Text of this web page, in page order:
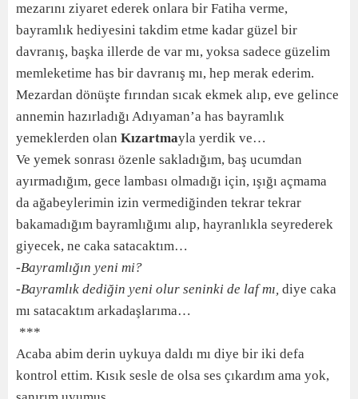
mezarını ziyaret ederek onlara bir Fatiha verme,
bayramlık hediyesini takdim etme kadar güzel bir
davranış, başka illerde de var mı, yoksa sadece güzelim
memleketime has bir davranış mı, hep merak ederim.
Mezardan dönüşte fırından sıcak ekmek alıp, eve gelince
annemin hazırladığı Adıyaman’a has bayramlık
yemeklerden olan Kızartmayla yerdik ve…
Ve yemek sonrası özenle sakladığım, baş ucumdan
ayırmadığım, gece lambası olmadığı için, ışığı açmama
da ağabeylerimin izin vermediğinden tekrar tekrar
bakamadığım bayramlığımı alıp, hayranlıkla seyrederek
giyecek, ne caka satacaktım…
-Bayramlığın yeni mi?
-Bayramlık dediğin yeni olur seninki de laf mı, diye caka
mı satacaktım arkadaşlarıma…
***
Acaba abim derin uykuya daldı mı diye bir iki defa
kontrol ettim. Kısık sesle de olsa ses çıkardım ama yok,